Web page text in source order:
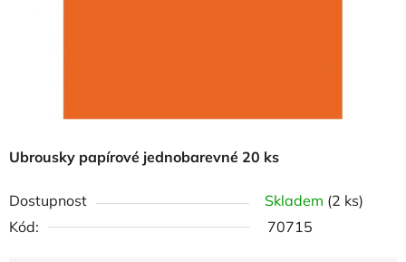
Ubrousky papírové jednobarevné 20 ks
Dostupnost Skladem (2 ks)
Kód:
70715